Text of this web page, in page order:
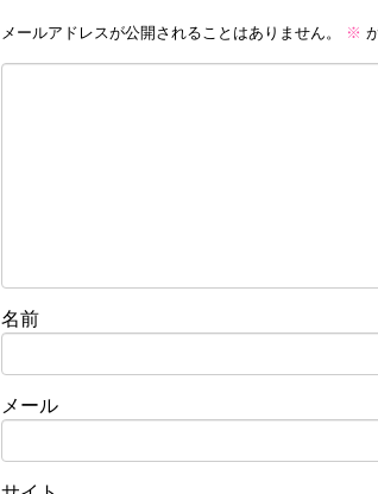
メールアドレスが公開されることはありません。 ※
名前
メール